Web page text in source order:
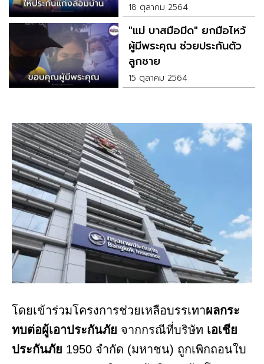
18 ตุลาคม 2564
"แม่ บาสมือมีด" ยกมือไหว้
ผู้มีพระคุณ ช่วยประกันตัว
ลูกชาย
15 ตุลาคม 2564
โดยเข้าร่วมโครงการช่วยเหลือบรรเทาผลกระ
ทบต่อผู้เอาประกันภัย จากกรณีที่บริษัท เอเชีย
ประกันภัย 1950 จำกัด (มหาชน) ถูกเพิกถอนใบ